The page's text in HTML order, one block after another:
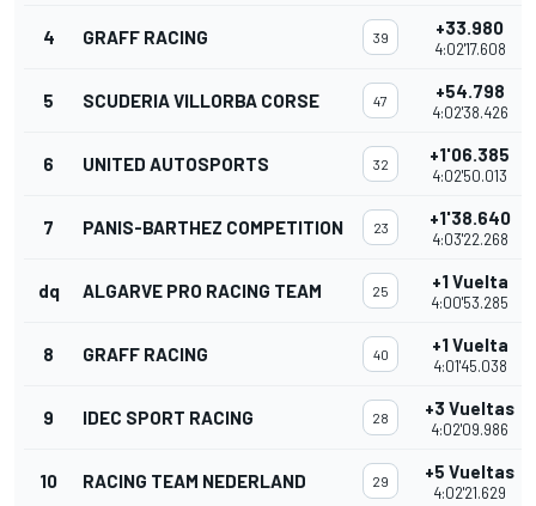
4 GRAFF RACING 39 +33.980
4:02'17.608
5 SCUDERIA VILLORBA CORSE 47 +54.798
4:02'38.426
6 UNITED AUTOSPORTS 32 +1'06.385
4:02'50.013
7 PANIS-BARTHEZ COMPETITION 23 +1'38.640
4:03'22.268
dq ALGARVE PRO RACING TEAM 25 +1 Vuelta
4:00'53.285
8 GRAFF RACING 40 +1 Vuelta
4:01'45.038
9 IDEC SPORT RACING 28 +3 Vueltas
4:02'09.986
10 RACING TEAM NEDERLAND 29 +5 Vueltas
4:02'21.629